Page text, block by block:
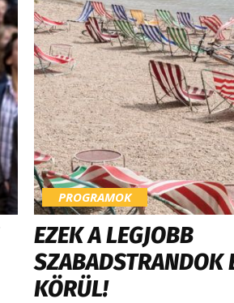
PROGRAMOK
EZEK A LEGJOBB
SZABADSTRANDOK
KÖRÜL!